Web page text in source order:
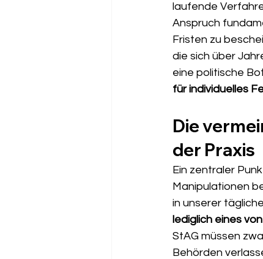
laufende
Anspruch
Fristen zu
die sich über
eine politische
für individuelles
Die
der Praxis
Ein zentraler
Manipulationen
in unserer
lediglich eines
StAG müssen
Behörden